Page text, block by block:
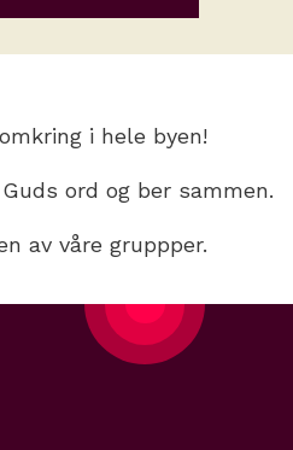
i hele byen!
ord og ber sammen.
av våre gruppper.